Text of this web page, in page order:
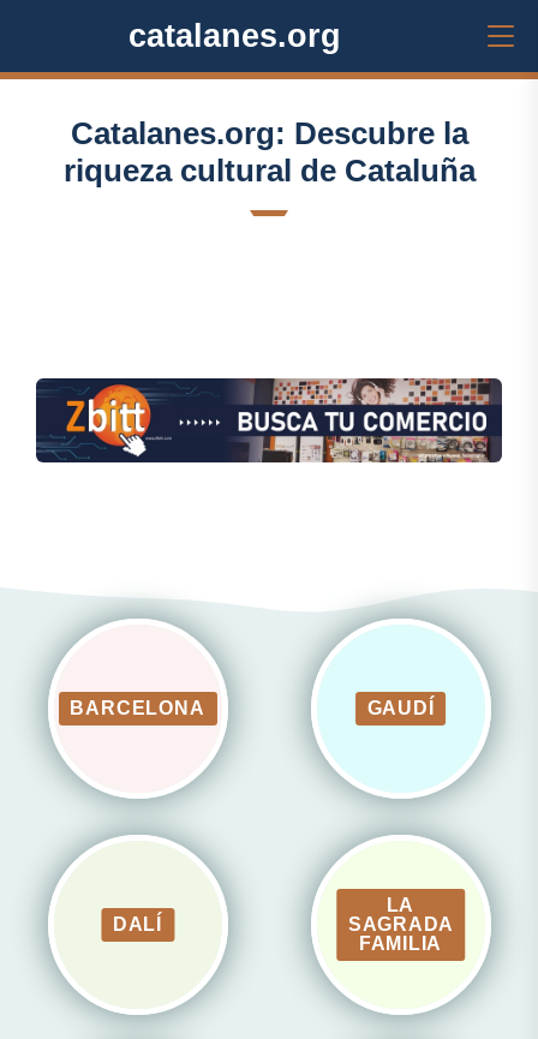
catalanes.org
Catalanes.org: Descubre la
riqueza cultural de Cataluña
BARCELONA GAUDÍ
DALÍ
LA
SAGRADA
FAMILIA